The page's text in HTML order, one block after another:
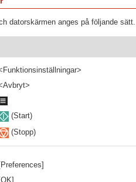
datorskärmen anges på följande sätt.
(Start)
(Stopp)
[Preferences]
[OK]